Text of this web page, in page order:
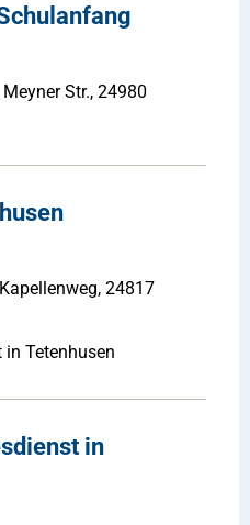
Str., 24980
24817
Tetenhusen
in